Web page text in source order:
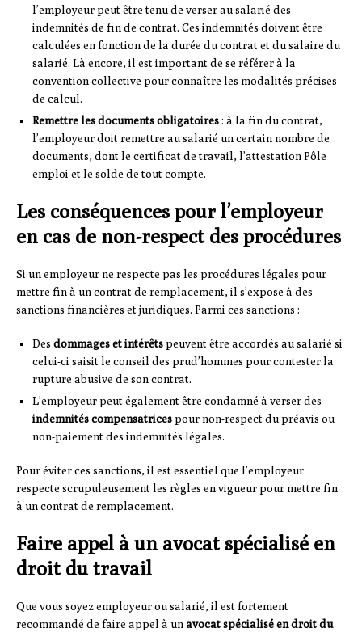
l’employeur peut être tenu de verser au salarié des
indemnités de fin de contrat. Ces indemnités doivent être
calculées en fonction de la durée du contrat et du salaire du
salarié. Là encore, il est important de se référer à la
convention collective pour connaître les modalités précises
de calcul.
Remettre les documents obligatoires: à la fin du contrat,
l’employeur doit remettre au salarié un certain nombre de
documents, dont le certificat de travail, l’attestation Pôle
emploi et le solde de tout compte.
Les conséquences pour l’employeur
en cas de non-respect des procédures
Si un employeur ne respecte pas les procédures légales pour
mettre fin à un contrat de remplacement, il s’expose à des
sanctions financières et juridiques. Parmi ces sanctions :
Des dommages et intérêtspeuvent être accordés au salarié si
celui-ci saisit le conseil des prud’hommes pour contester la
rupture abusive de son contrat.
L’employeur peut également être condamné à verser des
indemnités compensatricespour non-respect du préavis ou
non-paiement des indemnités légales.
Pour éviter ces sanctions, il est essentiel que l’employeur
respecte scrupuleusement les règles en vigueur pour mettre fin
à un contrat de remplacement.
Faire appel à un avocat spécialisé en
droit du travail
Que vous soyez employeur ou salarié, il est fortement
recommandé de faire appel à unavocat spécialisé en droit du